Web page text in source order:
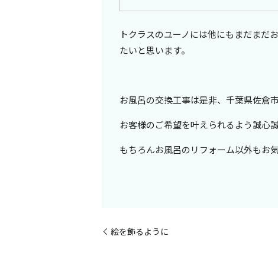
トクラスのユーノには他にもまだまだ
たいと思います。
お風呂の交換工事は是非、千葉県佐倉
お客様のご希望を叶えられるよう誠心
もちろんお風呂のリフォーム以外もお
絵を飾るように